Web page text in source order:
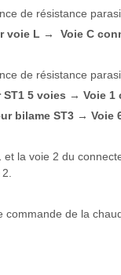
de résistance
voie L →
Voie C
de résistance
5 voies → Voie 1
bilame ST3 → Voie
la voie 2 du
de la